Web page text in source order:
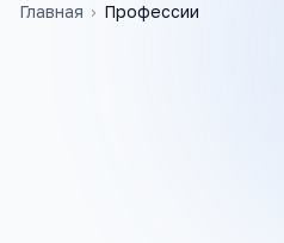
Главная › Профессии